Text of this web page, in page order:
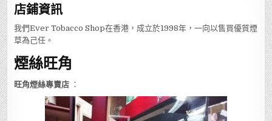
店鋪資訊
我們Ever Tobacco Shop在香港，成立於1998年，一向以售買優質煙
草為己任。
煙絲旺角
旺角煙絲專賣店 ：